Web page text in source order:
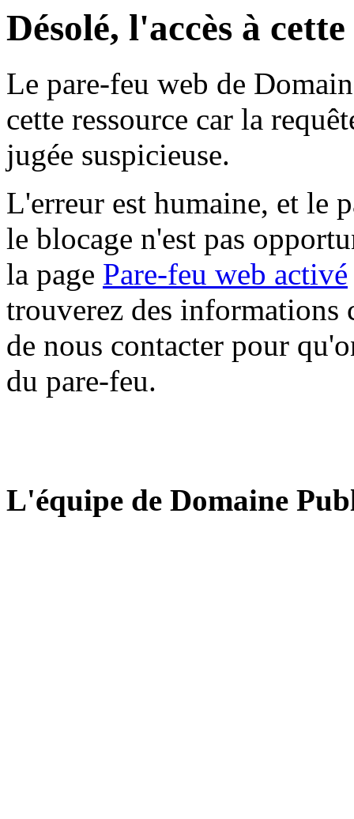
Désolé, l'accès à
Le pare-feu web de
cette ressource car la
jugée suspicieuse.
L'erreur est humaine, et le
le blocage n'est pas
la page Pare-feu web activé
trouverez des informations
de nous contacter pour
du pare-feu.
L'équipe de Domaine